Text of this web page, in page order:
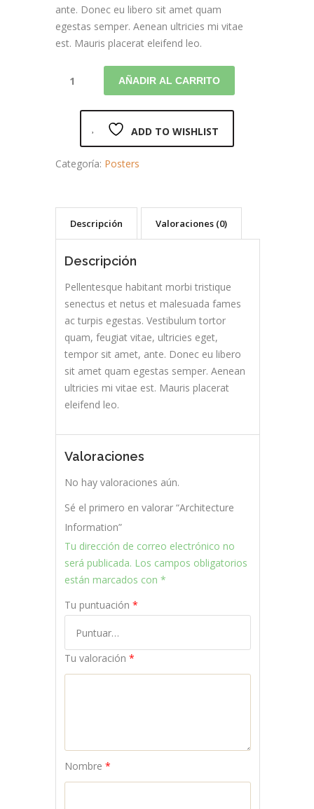
ante. Donec eu libero sit amet quam
egestas semper. Aenean ultricies mi vitae
est. Mauris placerat eleifend leo.
AÑADIR AL CARRITO
ADD TO WISHLIST
Categoría: Posters
Descripción Valoraciones (0)
Descripción
Pellentesque habitant morbi tristique
senectus et netus et malesuada fames
ac turpis egestas. Vestibulum tortor
quam, feugiat vitae, ultricies eget,
tempor sit amet, ante. Donec eu libero
sit amet quam egestas semper. Aenean
ultricies mi vitae est. Mauris placerat
eleifend leo.
Valoraciones
No hay valoraciones aún.
Sé el primero en valorar “Architecture
Information”
Tu dirección de correo electrónico no
será publicada. Los campos obligatorios
están marcados con *
Tu puntuación *
Tu valoración *
Nombre *